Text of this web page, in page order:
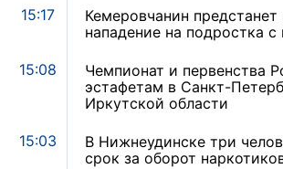
15:17
Кемеровчанин
нападение на подростка с
15:08
Чемпионат и первенства
эстафетам в Санкт-
Иркутской области
15:03
В Нижнеудинске три
срок за оборот